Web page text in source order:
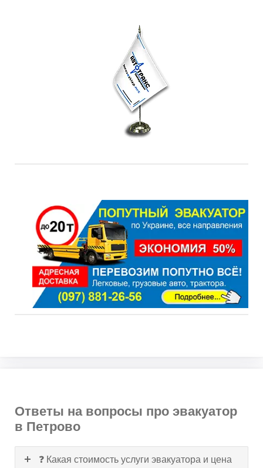
Ответы на вопросы про эвакуатор
в Петрово
❓ Какая стоимость услуги эвакуатора и цена